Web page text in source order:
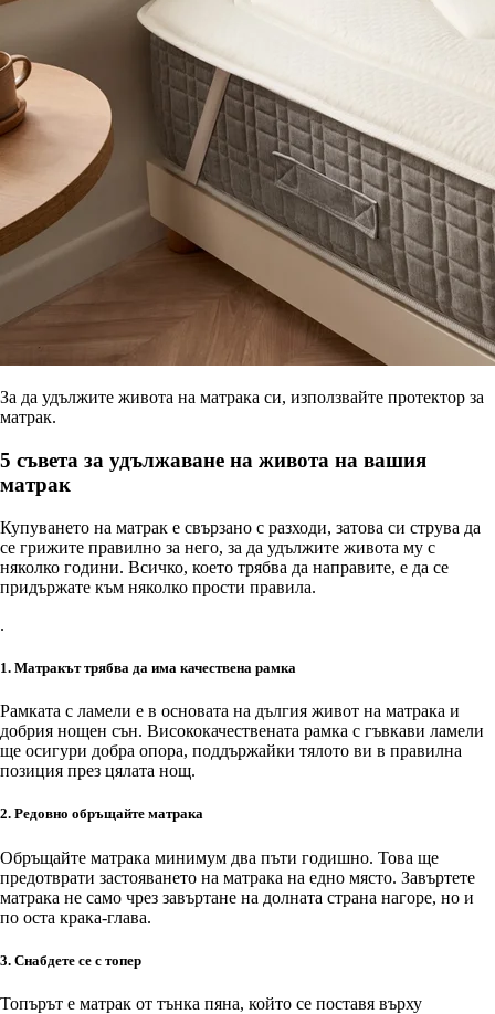
За да удължите живота на матрака си, използвайте протектор за
матрак.
5 съвета за удължаване на живота на вашия
матрак
Купуването на матрак е свързано с разходи, затова си струва да
се грижите правилно за него, за да удължите живота му с
няколко години. Всичко, което трябва да направите, е да се
придържате към няколко прости правила.
.
1. Матракът трябва да има качествена рамка
Рамката с ламели е в основата на дългия живот на матрака и
добрия нощен сън. Висококачествената рамка с гъвкави ламели
ще осигури добра опора, поддържайки тялото ви в правилна
позиция през цялата нощ.
2. Редовно обръщайте матрака
Обръщайте матрака минимум два пъти годишно. Това ще
предотврати застояването на матрака на едно място. Завъртете
матрака не само чрез завъртане на долната страна нагоре, но и
по оста крака-глава.
3. Снабдете се с топер
Топърът е матрак от тънка пяна, който се поставя върху